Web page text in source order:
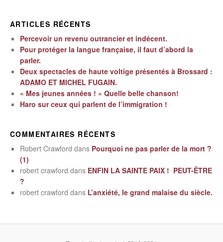
ARTICLES RÉCENTS
Percevoir un revenu outrancier et indécent.
Pour protéger la langue française, il faut d’abord la
parler.
Deux spectacles de haute voltige présentés à Brossard :
ADAMO ET MICHEL FUGAIN.
« Mes jeunes années ! » Quelle belle chanson!
Haro sur ceux qui parlent de l’immigration !
COMMENTAIRES RÉCENTS
Robert Crawford dans Pourquoi ne pas parler de la mort ?
(1)
robert crawford dans ENFIN LA SAINTE PAIX ! PEUT-ÊTRE
?
robert crawford dans L’anxiété, le grand malaise du siècle.